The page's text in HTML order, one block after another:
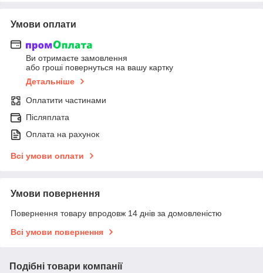
Умови оплати
Ви отримаєте замовлення
або гроші повернуться на вашу картку
Детальніше
Оплатити частинами
Післяплата
Оплата на рахунок
Всі умови оплати
Умови повернення
Повернення товару впродовж 14 днів за домовленістю
Всі умови повернення
Подібні товари компанії